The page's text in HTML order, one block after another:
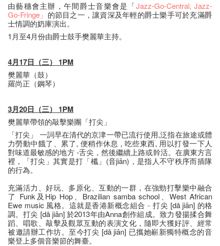
由藝穗會主辦，午間爵士音樂會是「Jazz-Go-Central, Jazz-
Go-Fringe」 的節目之一，讓資深及年輕的爵士樂手可於充滿爵
士情調的奶庫演出。
1月至4月份由爵士鼓手樊麗華主持。
4月17日（三） 1PM
樊麗華（鼓）
羅尚正（鋼琴）
3月20日（三） 1PM
樊麗華帶領的敲擊樂團「打尖」
「打尖」 一詞早在清代的京津一帶已流行使用,泛指在旅途或體
力勞動中餓了、累了, 便稍作休息 , 吃些東西, 用以打發一下人
對味道最敏感的地方 -舌尖，然後繼續上路或幹活。在廣東方言
裡，「打尖」其實是打「櫼」(音jiān)，是指人不守秩序而插隊
的行為。
充滿活力、好玩、多原化、互動的一群，在強勁打擊樂中融合
了 Funk及Hip Hop、Brazilian samba school、West African
Ewe music 風格。這就是香港新概念組合﹣打尖 [dǎ jiān] 的格
調。打尖 [dǎ jiān] 於2013年由Anna創作組成。致力發揚揉合舞
蹈、唱歌、敲擊及觀眾互動的表演文化，隨即大獲好評、經常
被邀請辦工作坊。至今打尖 [dǎ jiān] 已攜她嶄新獨特概念的音
樂登上多個音樂節的舞臺。